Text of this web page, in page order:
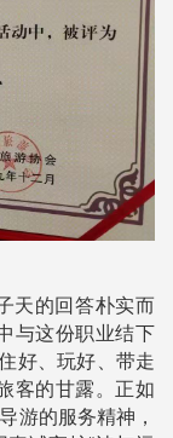
天的回答朴实而
与这份职业结下
好、玩好、带走
客的甘露。正如
游的服务精神，